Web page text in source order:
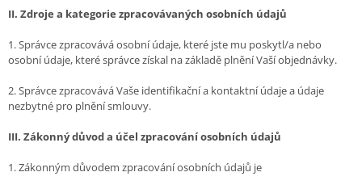
II. Zdroje a kategorie zpracovávaných osobních údajů
1. Správce zpracovává osobní údaje, které jste mu poskytl/a nebo
osobní údaje, které správce získal na základě plnění Vaší objednávky.
2. Správce zpracovává Vaše identifikační a kontaktní údaje a údaje
nezbytné pro plnění smlouvy.
III. Zákonný důvod a účel zpracování osobních údajů
1. Zákonným důvodem zpracování osobních údajů je